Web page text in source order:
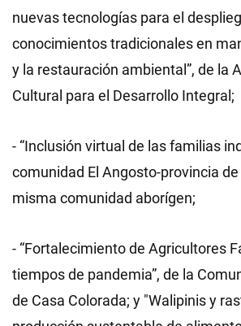
nuevas tecnologías para el
conocimientos tradicionales en
y la restauración ambiental”, de la
Cultural para el Desarrollo Integral;
- “Inclusión virtual de las familias
comunidad El Angosto-provincia de
misma comunidad aborígen;
- “Fortalecimiento de Agricultores
tiempos de pandemia”, de la
de Casa Colorada; y "Walipinis y